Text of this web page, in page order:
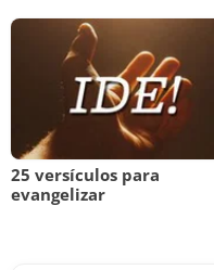
25 versículos para
evangelizar